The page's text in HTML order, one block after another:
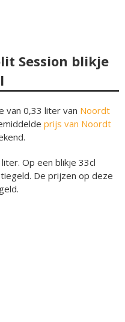
Session blikje
van 0,33 liter van Noordt
prijs van Noordt
Op een blikje 33cl
De prijzen op deze